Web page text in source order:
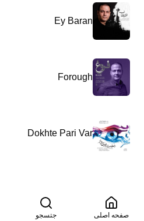
Ey Baran
Forough
Dokhte Pari Var
صفحه اصلی جتسجو